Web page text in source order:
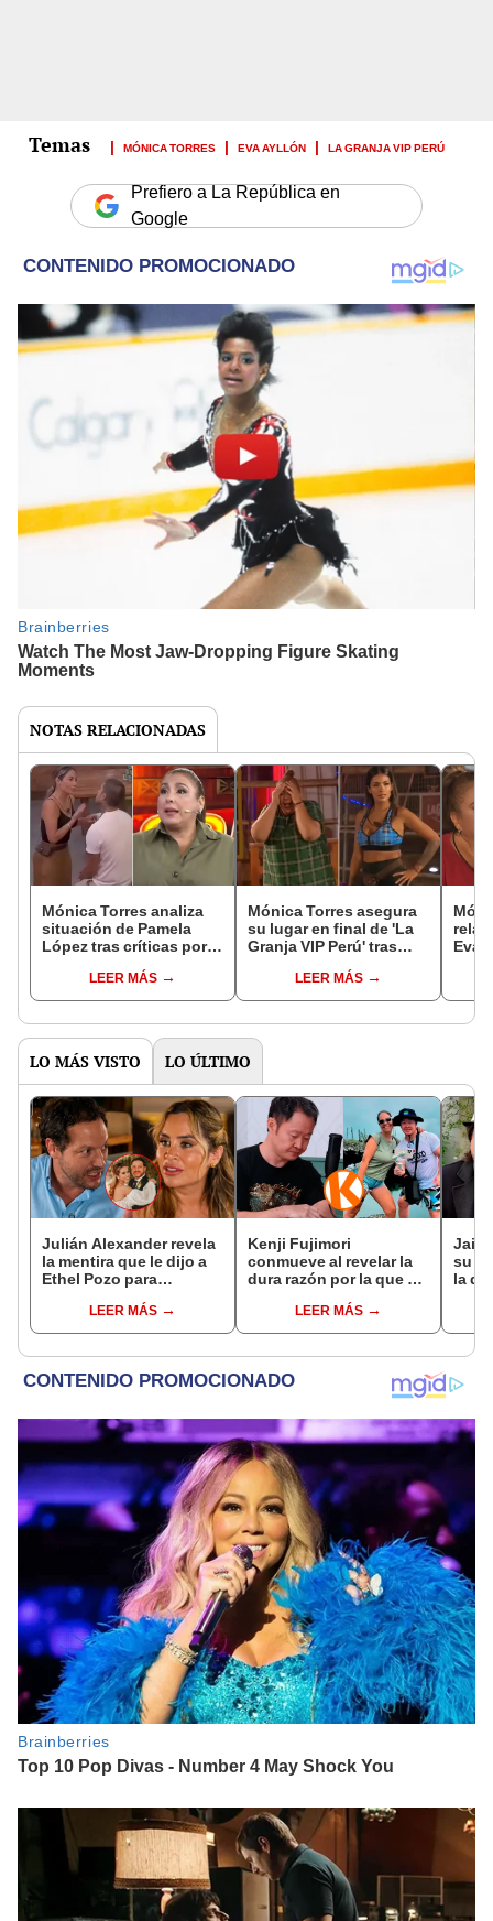
MÓNICA TORRES EVA AYLLÓN LA GRANJA VIP PERÚ
Prefiero a La República en
Google
NOTAS RELACIONADAS
Mónica Torres analiza
situación de Pamela
López tras críticas por
Michael en 'La Granja
VIP Perú': "Necesita
LEER MÁS
Mónica Torres asegura
su lugar en final de 'La
Granja VIP Perú' tras
Gabriela Herrera
LEER MÁS
Eva
LO MÁS VISTO LO ÚLTIMO
Julián Alexander revela
la mentira que le dijo a
Ethel Pozo para
hubiéramos salido”
LEER MÁS
Kenji Fujimori
conmueve al revelar la
dura razón por la que no
esposa Erika Muñóz: "El
proceso judicial"
LEER MÁS
su
la
más"